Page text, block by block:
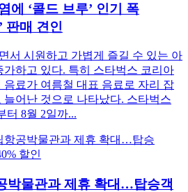
에 ‘콜드 브루’ 인기 폭
판매 견인
서 시원하고 가볍게 즐길 수 있는 아
하고 있다. 특히 스타벅스 코리아
료가 여름철 대표 음료로 자리 잡
늘어난 것으로 나타났다. 스타벅스
터 8월 2일까...
박물관과 제휴 확대…탑승객